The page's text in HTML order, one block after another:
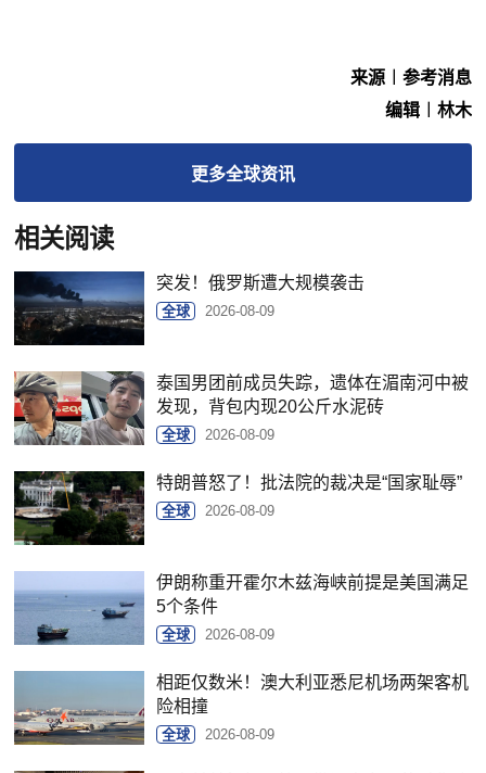
来源︱参考消息
编辑︱林木
更多全球资讯
相关阅读
突发！俄罗斯遭大规模袭击
全球 2026-08-09
泰国男团前成员失踪，遗体在湄南河中被
发现，背包内现20公斤水泥砖
全球 2026-08-09
特朗普怒了！批法院的裁决是“国家耻辱”
全球 2026-08-09
伊朗称重开霍尔木兹海峡前提是美国满足
5个条件
全球 2026-08-09
相距仅数米！澳大利亚悉尼机场两架客机
险相撞
全球 2026-08-09